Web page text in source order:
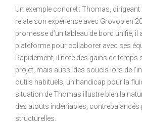
Un exemple concret : Thomas, dirigeant
relate son expérience avec Grovop en
promesse d’un tableau de bord unifié, il
plateforme pour collaborer avec ses
Rapidement, il note des gains de temps
projet, mais aussi des soucis lors de
outils habituels, un handicap pour la
situation de Thomas illustre bien la
des atouts indéniables,
structurelles.